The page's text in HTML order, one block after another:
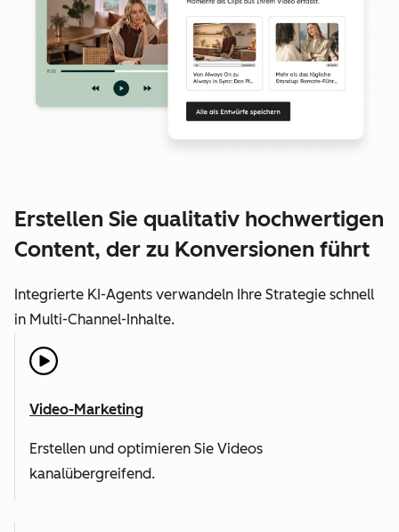
Erstellen Sie qualitativ hochwertigen
Content, der zu Konversionen führt
Integrierte KI-Agents verwandeln Ihre Strategie schnell
in Multi-Channel-Inhalte.
Video-Marketing
Erstellen und optimieren Sie Videos
kanalübergreifend.